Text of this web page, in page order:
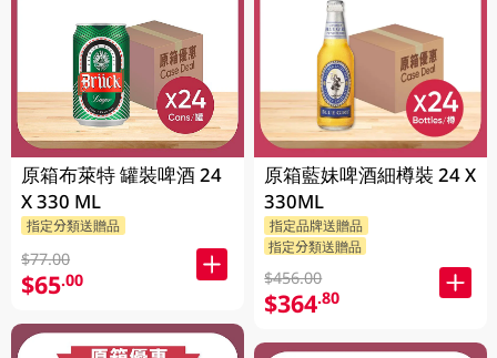
原箱布萊特 罐裝啤酒 24
X 330 ML
指定分類送贈品
$77.00
$65.00
原箱藍妹啤酒細樽裝 24 X
330ML
指定品牌送贈品
指定分類送贈品
$456.00
$364.80